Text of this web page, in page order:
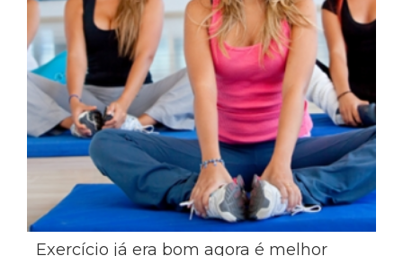
Exercício já era bom agora é melhor